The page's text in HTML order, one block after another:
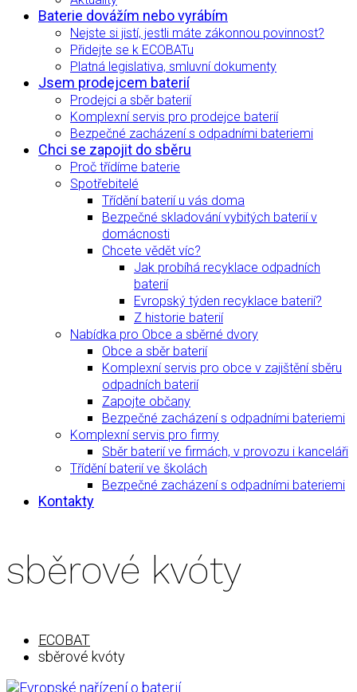
Baterie dovážím nebo vyrábím
Nejste si jistí, jestli máte zákonnou povinnost?
Přidejte se k ECOBATu
Platná legislativa, smluvní dokumenty
Jsem prodejcem baterií
Prodejci a sběr baterií
Komplexní servis pro prodejce baterií
Bezpečné zacházení s odpadními bateriemi
Chci se zapojit do sběru
Proč třídíme baterie
Spotřebitelé
Třídění baterií u vás doma
Bezpečné skladování vybitých baterií v
domácnosti
Chcete vědět víc?
Jak probíhá recyklace odpadních
baterií
Evropský týden recyklace baterií?
Z historie baterií
Nabídka pro Obce a sběrné dvory
Obce a sběr baterií
Komplexní servis pro obce v zajištění sběru
odpadních baterií
Zapojte občany
Bezpečné zacházení s odpadními bateriemi
Komplexní servis pro firmy
Sběr baterií ve firmách, v provozu i kanceláři
Třídění baterií ve školách
Bezpečné zacházení s odpadními bateriemi
Kontakty
sběrové kvóty
ECOBAT
sběrové kvóty